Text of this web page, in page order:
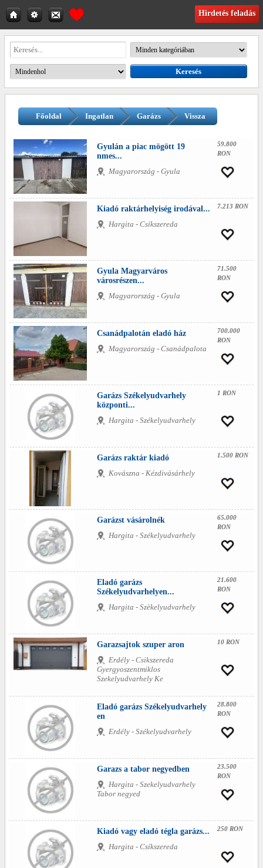
Hirdetés feladás
Főoldal Ingatlan Garázs Vissza
Gyulán a piac mögött 19
nmes...
Magyarország - Gyula
59.800
RON
Kiadó raktárhelyiség irodával...
Hargita - Csíkszereda
7.213 RON
Gyula Magyarváros
városrészen...
Magyarország - Gyula
71.500
RON
Csanádpalotán eladó ház
Magyarország - Csanádpalota
700.000
RON
Garázs Székelyudvarhely
központi...
Hargita - Székelyudvarhely
1 RON
Garázs raktár kiadó
Kovászna - Kézdivásárhely
1.500 RON
Garázst vásárolnék
Hargita - Székelyudvarhely
65.000
RON
Eladó garázs
Székelyudvarhelyen...
Hargita - Szèkelyudvarhely
21.600
RON
Garazsajtok szuper aron
Erdély - Csikszereda
Gyergyoszentmiklos
Szekelyudvarhely Ke
10 RON
Eladó garázs Székelyudvarhely
en
Erdély - Székelyudvarhely
28.800
RON
Garazs a tabor negyedben
Hargita - Szekelyudvarhely
Tabor negyed
23.500
RON
Kiadó vagy eladó tégla garázs...
Hargita - Csíkszereda
250 RON